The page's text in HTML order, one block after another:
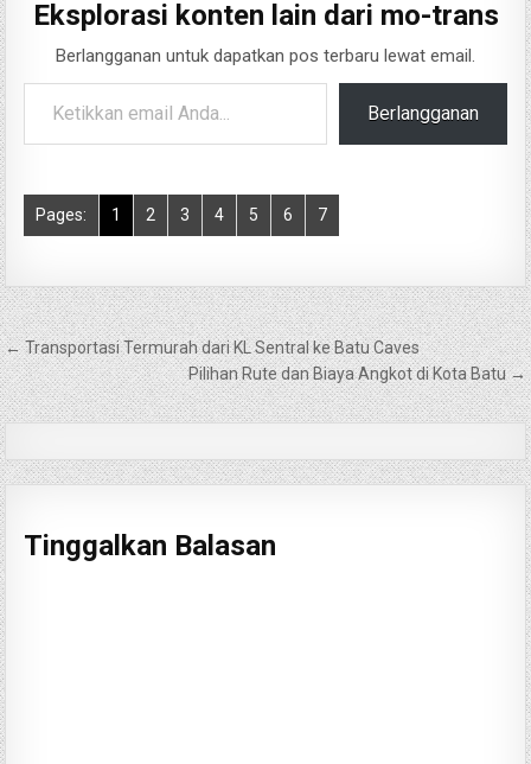
Eksplorasi konten lain dari mo-trans
Berlangganan untuk dapatkan pos terbaru lewat email.
Ketikkan email Anda...
Berlangganan
Pages: 1 2 3 4 5 6 7
Navigasi
pos
← Transportasi Termurah dari KL Sentral ke Batu Caves
Pilihan Rute dan Biaya Angkot di Kota Batu →
Tinggalkan Balasan